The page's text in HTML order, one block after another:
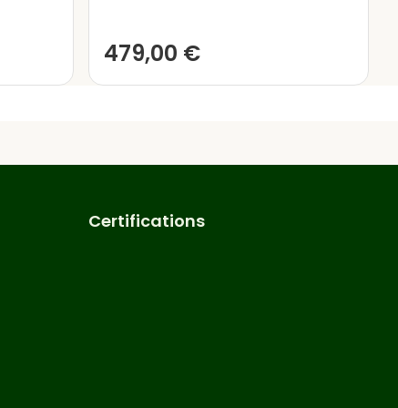
de choisir une
autoclave utilisés pour
que ces vernis
Une véritable tâche
479,00 €
Certifications